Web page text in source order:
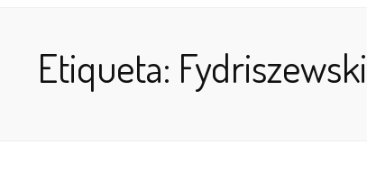
Etiqueta: Fydriszewski